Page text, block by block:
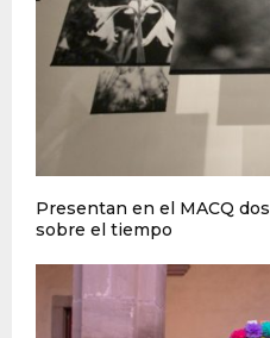
Presentan en el MACQ
sobre el tiempo